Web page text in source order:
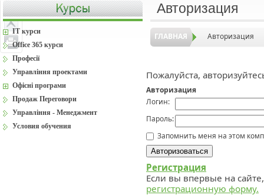
Авторизация
ГЛАВНАЯ Авторизация
Пожалуйста,
Авторизация
Логин:
Пароль:
Запомнить меня на этом
Регистрация
Если вы впервые на
регистрационную форму.
IT курси
Office 365 курси
Професії
Управління проектами
Офісні програми
Продаж Переговори
Управління - Менеджмент
Условия обучения